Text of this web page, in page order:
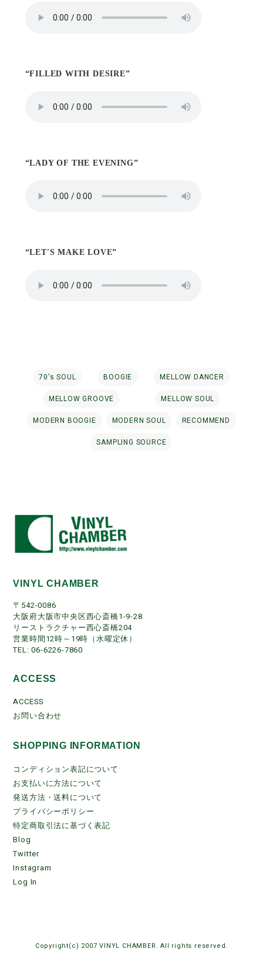
“FILLED WITH DESIRE”
“LADY OF THE EVENING”
“LET'S MAKE LOVE”
70's SOUL BOOGIE MELLOW DANCER
MELLOW GROOVE MELLOW SOUL
MODERN BOOGIE MODERN SOUL RECOMMEND
SAMPLING SOURCE
VINYL CHAMBER
〒542-0086
大阪府大阪市中央区西心斎橋1-9-28
リーストラクチャー西心斎橋204
営業時間12時～19時（水曜定休）
TEL: 06-6226-7860
ACCESS
ACCESS
お問い合わせ
SHOPPING INFORMATION
コンディション表記について
お支払いに方法について
発送方法・送料について
プライバシーポリシー
特定商取引法に基づく表記
Blog
Twitter
Instagram
Log In
Copyright(c) 2007 VINYL CHAMBER. All rights reserved.